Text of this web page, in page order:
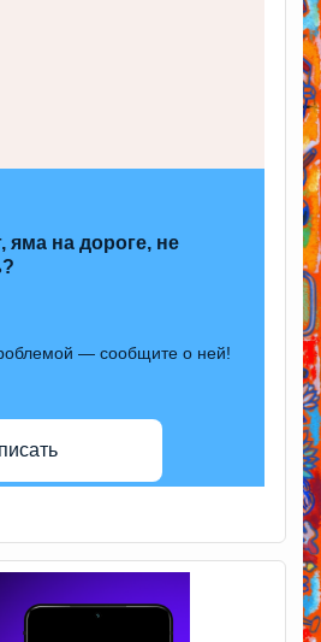
яма на дороге, не
— сообщите о ней!